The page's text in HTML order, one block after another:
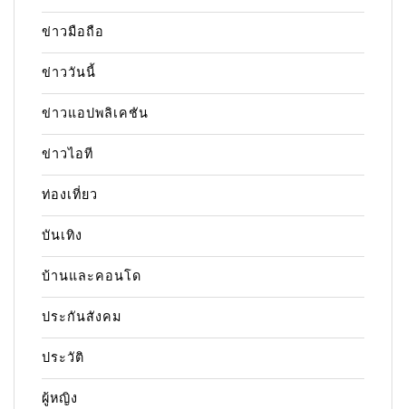
ข่าวมือถือ
ข่าววันนี้
ข่าวแอปพลิเคชัน
ข่าวไอที
ท่องเที่ยว
บันเทิง
บ้านและคอนโด
ประกันสังคม
ประวัติ
ผู้หญิง